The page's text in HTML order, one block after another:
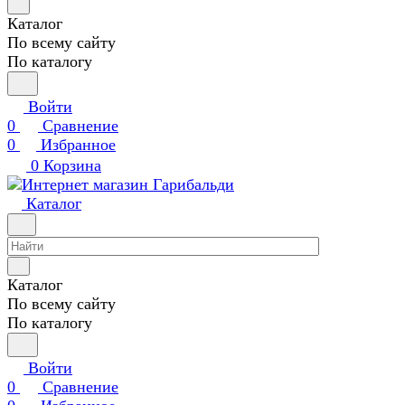
Каталог
По всему сайту
По каталогу
Войти
0
Сравнение
0
Избранное
0 Корзина
Каталог
Каталог
По всему сайту
По каталогу
Войти
0
Сравнение